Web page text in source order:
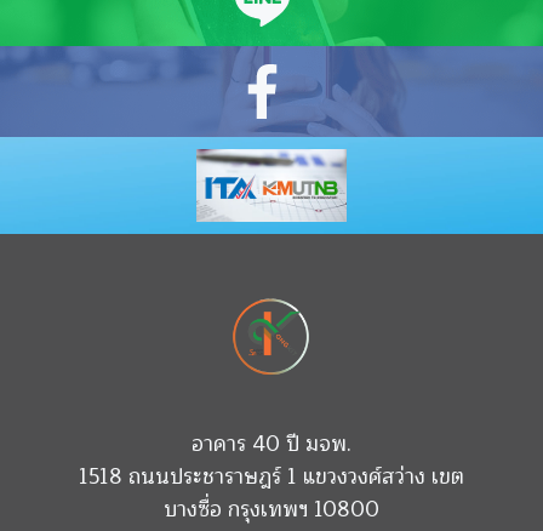
อาคาร 40 ปี มจพ.
1518 ถนนประชาราษฎร์ 1 แขวงวงศ์สว่าง เขต
บางซื่อ กรุงเทพฯ 10800